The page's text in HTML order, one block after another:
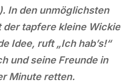
In den unmöglichsten
der tapfere kleine Wickie
Idee, ruft „Ich hab’s!“
und seine Freunde in
Minute retten.